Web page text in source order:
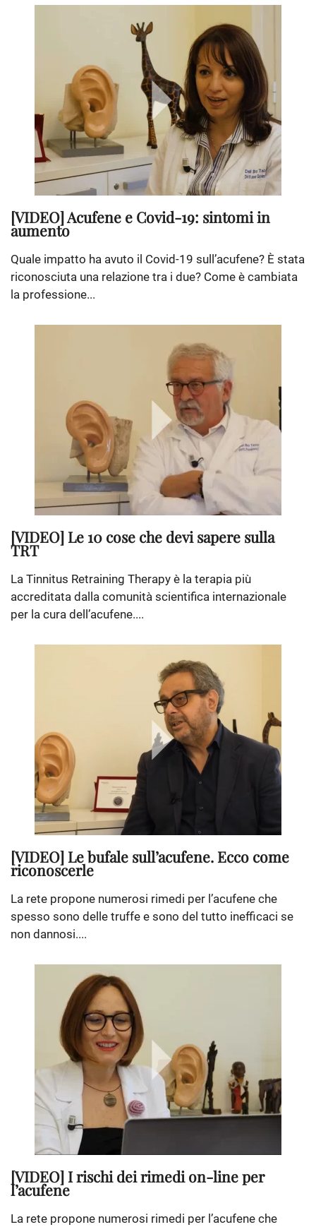
[VIDEO] Acufene e Covid-19: sintomi in
aumento
Quale impatto ha avuto il Covid-19 sull’acufene? È stata
riconosciuta una relazione tra i due? Come è cambiata
la professione...
[VIDEO] Le 10 cose che devi sapere sulla
TRT
La Tinnitus Retraining Therapy è la terapia più
accreditata dalla comunità scientifica internazionale
per la cura dell’acufene....
[VIDEO] Le bufale sull’acufene. Ecco come
riconoscerle
La rete propone numerosi rimedi per l’acufene che
spesso sono delle truffe e sono del tutto inefficaci se
non dannosi....
[VIDEO] I rischi dei rimedi on-line per
l’acufene
La rete propone numerosi rimedi per l’acufene che